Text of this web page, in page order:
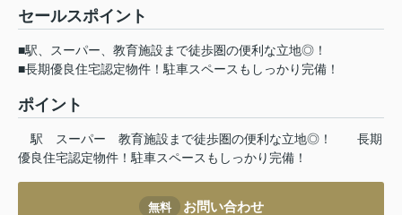
セールスポイント
■駅、スーパー、教育施設まで徒歩圏の便利な立地◎！
■長期優良住宅認定物件！駐車スペースもしっかり完備！
ポイント
駅 スーパー 教育施設まで徒歩圏の便利な立地◎！
長期
優良住宅認定物件！駐車スペースもしっかり完備！
無料 お問い合わせ